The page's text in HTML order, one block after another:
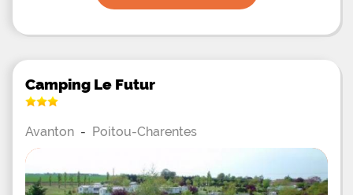
Camping Le Futur
Avanton - Poitou-Charentes